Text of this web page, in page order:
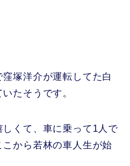
塚洋介が運転してた白
たそうです。
くて、車に乗って1人で
から若林の車人生が始